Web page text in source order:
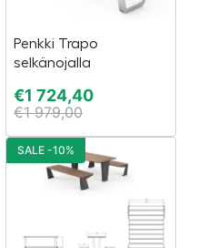
Penkki Trapo
selkänojalla
€1 724,40
€1 979,00
SALE -10%